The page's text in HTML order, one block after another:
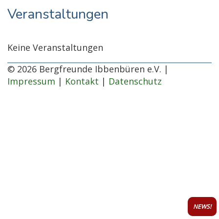
NEWS!
Veranstaltungen
Keine Veranstaltungen
© 2026 Bergfreunde Ibbenbüren e.V. |
Impressum | Kontakt | Datenschutz